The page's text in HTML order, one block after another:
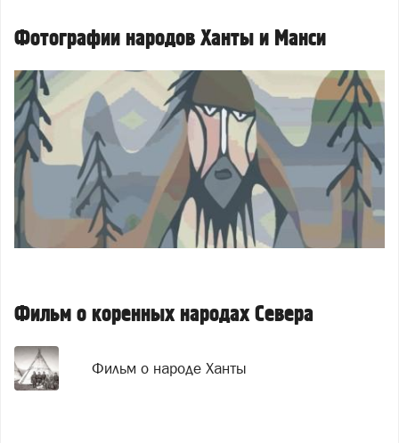
Фотографии народов Ханты и Манси
Фильм о коренных народах Севера
Фильм о народе Ханты